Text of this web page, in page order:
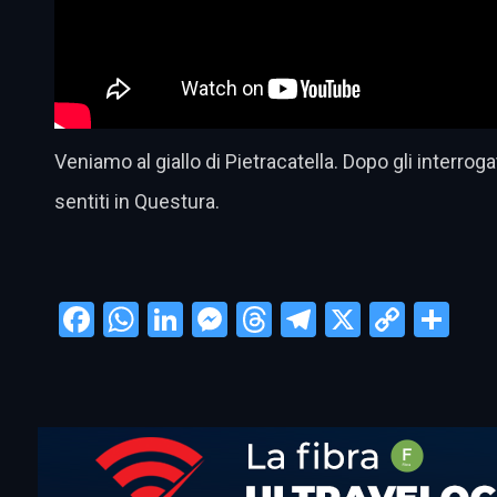
Veniamo al giallo di Pietracatella. Dopo gli
sentiti in Questura.
Facebook
WhatsApp
LinkedIn
Messenger
Threads
Telegram
X Copy